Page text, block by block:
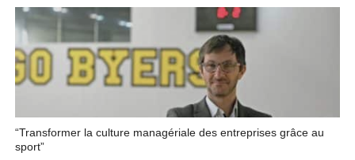
“Transformer la culture managériale des entreprises grâce au
sport”